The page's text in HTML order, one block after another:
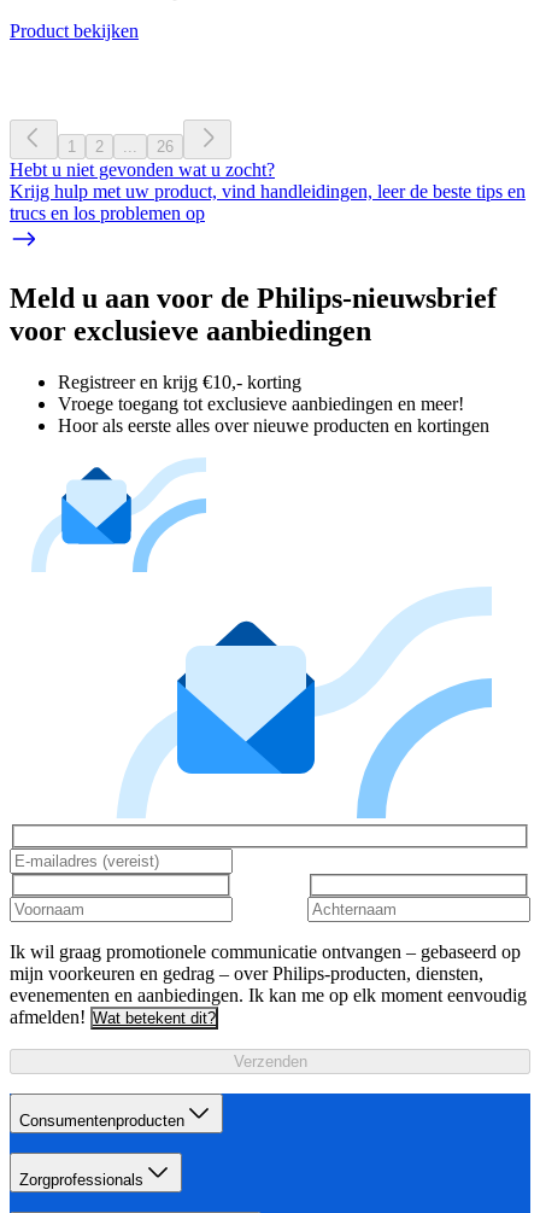
Product bekijken
1 2 ... 26
Hebt u niet gevonden wat u zocht?
Krijg hulp met uw product, vind handleidingen, leer de beste tips en
trucs en los problemen op
Meld u aan voor de Philips-nieuwsbrief
voor exclusieve aanbiedingen
Registreer en krijg €10,- korting
Vroege toegang tot exclusieve aanbiedingen en meer!
Hoor als eerste alles over nieuwe producten en kortingen
Ik wil graag promotionele communicatie ontvangen – gebaseerd op
mijn voorkeuren en gedrag – over Philips-producten, diensten,
evenementen en aanbiedingen. Ik kan me op elk moment eenvoudig
afmelden! Wat betekent dit?
Verzenden
Consumentenproducten
Zorgprofessionals